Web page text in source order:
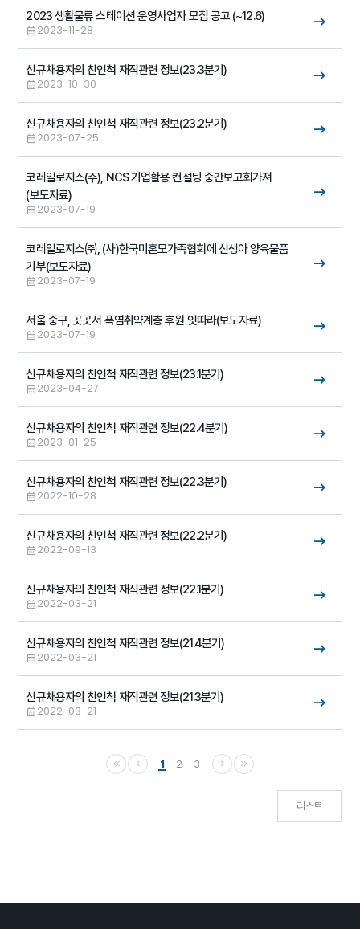
2023 생활물류 스테이션 운영사업자 모집 공고 (~12.6)
2023-11-28
신규채용자의 친인척 재직관련 정보(23.3분기)
2023-10-30
신규채용자의 친인척 재직관련 정보(23.2분기)
2023-07-25
코레일로지스(주), NCS 기업활용 컨설팅 중간보고회가져
(보도자료)
2023-07-19
코레일로지스㈜, (사)한국미혼모가족협회에 신생아 양육물품
기부(보도자료)
2023-07-19
서울 중구, 곳곳서 폭염취약계층 후원 잇따라(보도자료)
2023-07-19
신규채용자의 친인척 재직관련 정보(23.1분기)
2023-04-27
신규채용자의 친인척 재직관련 정보(22.4분기)
2023-01-25
신규채용자의 친인척 재직관련 정보(22.3분기)
2022-10-28
신규채용자의 친인척 재직관련 정보(22.2분기)
2022-09-13
신규채용자의 친인척 재직관련 정보(22.1분기)
2022-03-21
신규채용자의 친인척 재직관련 정보(21.4분기)
2022-03-21
신규채용자의 친인척 재직관련 정보(21.3분기)
2022-03-21
1 2 3
리스트